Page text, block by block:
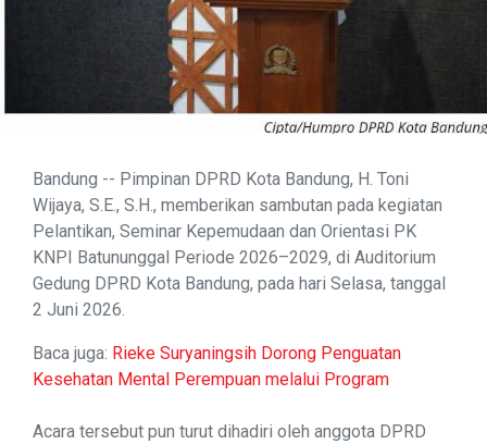
Bandung -- Pimpinan DPRD Kota Bandung, H. Toni
Wijaya, S.E., S.H., memberikan sambutan pada kegiatan
Pelantikan, Seminar Kepemudaan dan Orientasi PK
KNPI Batununggal Periode 2026–2029, di Auditorium
Gedung DPRD Kota Bandung, pada hari Selasa, tanggal
2 Juni 2026.
Baca juga: Rieke Suryaningsih Dorong Penguatan
Kesehatan Mental Perempuan melalui Program
Acara tersebut pun turut dihadiri oleh anggota DPRD